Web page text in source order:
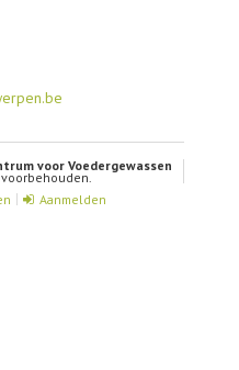
voor Voedergewassen
Aanmelden